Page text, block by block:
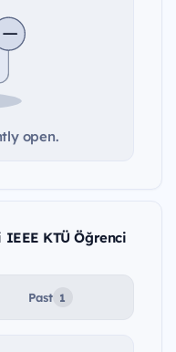
open.
KTÜ Öğrenci
Past 1